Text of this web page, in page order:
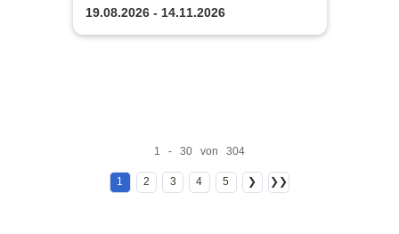
19.08.2026 - 14.11.2026
1 - 30 von 304
1 2 3 4 5 ❯ ❯❯